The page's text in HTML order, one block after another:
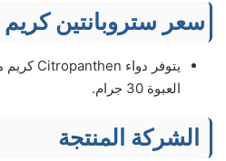
سعر ستروبانتين كريم
العبوة 30 جرام.
الشركة المنتجة